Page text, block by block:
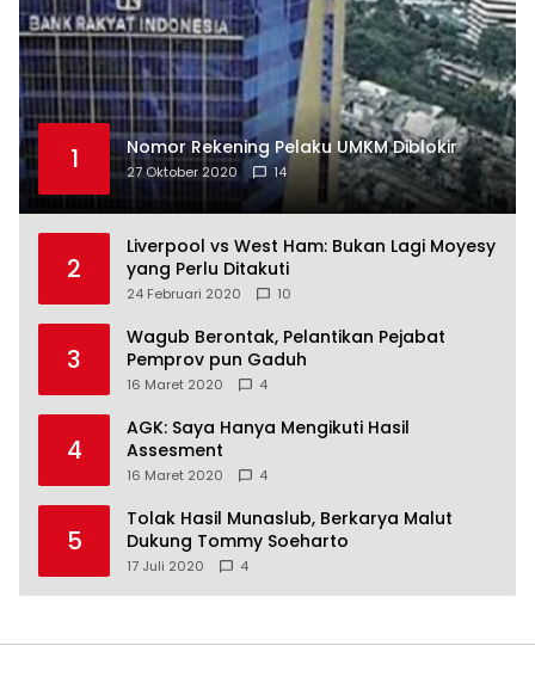
1 Nomor Rekening Pelaku UMKM Diblokir
27 Oktober 2020 14
2
Liverpool vs West Ham: Bukan Lagi Moyesy
yang Perlu Ditakuti
24 Februari 2020 10
3
Wagub Berontak, Pelantikan Pejabat
Pemprov pun Gaduh
16 Maret 2020 4
4
AGK: Saya Hanya Mengikuti Hasil
Assesment
16 Maret 2020 4
5
Tolak Hasil Munaslub, Berkarya Malut
Dukung Tommy Soeharto
17 Juli 2020 4